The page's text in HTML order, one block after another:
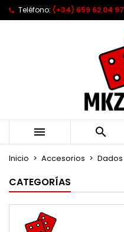
Teléfono: (+34) 659 62 04 97
 
Inicio Accesorios Dados
CATEGORÍAS